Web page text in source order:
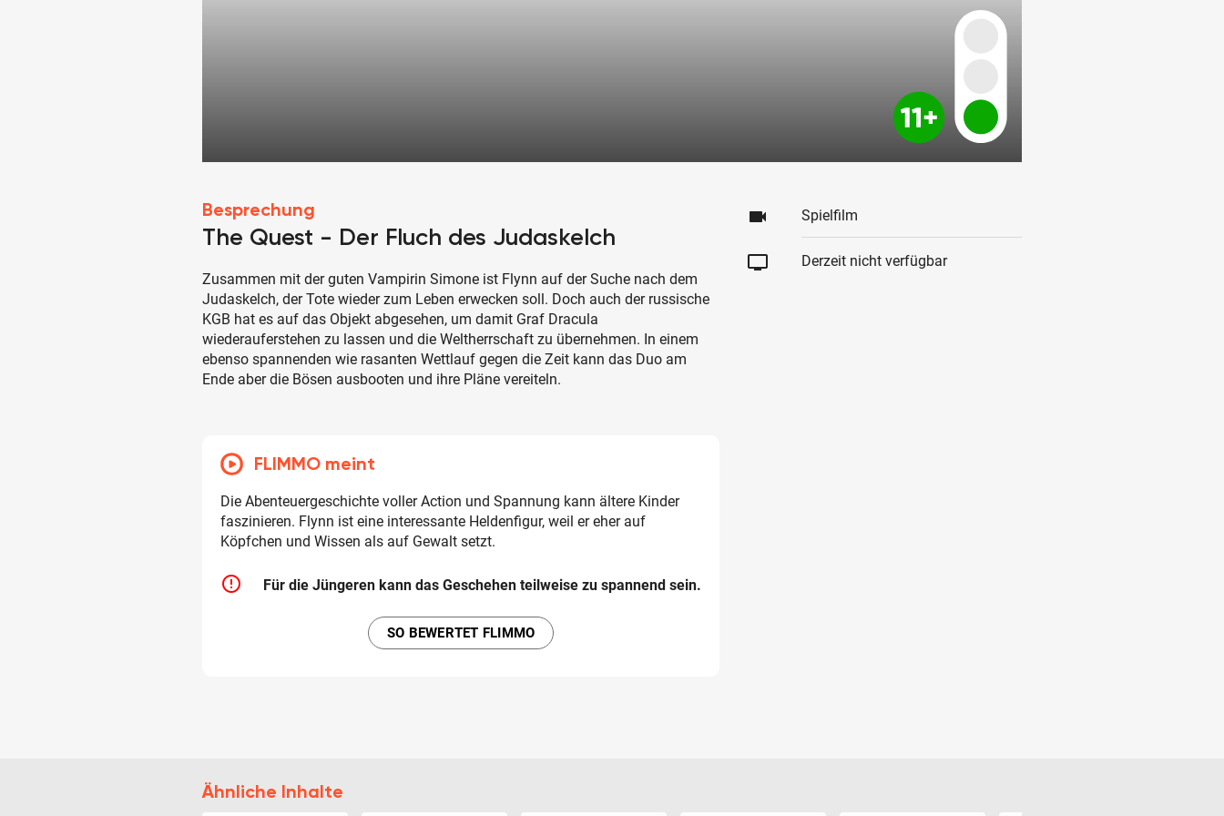
Besprechung
The Quest - Der Fluch des Judaskelch
Zusammen mit der guten Vampirin Simone ist Flynn auf der Suche nach dem
Judaskelch, der Tote wieder zum Leben erwecken soll. Doch auch der russische
KGB hat es auf das Objekt abgesehen, um damit Graf Dracula
wiederauferstehen zu lassen und die Weltherrschaft zu übernehmen. In einem
ebenso spannenden wie rasanten Wettlauf gegen die Zeit kann das Duo am
Ende aber die Bösen ausbooten und ihre Pläne vereiteln.
FLIMMO meint
Die Abenteuergeschichte voller Action und Spannung kann ältere Kinder
faszinieren. Flynn ist eine interessante Heldenfigur, weil er eher auf
Köpfchen und Wissen als auf Gewalt setzt.
error_outline Für die Jüngeren kann das Geschehen teilweise zu spannend sein.
SO BEWERTET FLIMMO
videocam Spielfilm
tv Derzeit nicht verfügbar
Ähnliche Inhalte